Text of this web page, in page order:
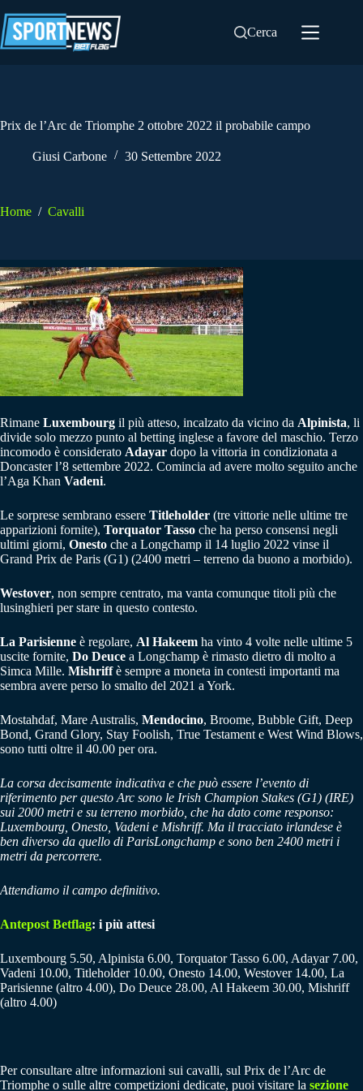
al
contenuto
Cerca
Prix de l’Arc de Triomphe 2 ottobre 2022 il probabile campo
Giusi Carbone 30 Settembre 2022
Home / Cavalli
Rimane Luxembourg il più atteso, incalzato da vicino da Alpinista, li
divide solo mezzo punto al betting inglese a favore del maschio. Terzo
incomodo è considerato Adayar dopo la vittoria in condizionata a
Doncaster l’8 settembre 2022. Comincia ad avere molto seguito anche
l’Aga Khan Vadeni.
Le sorprese sembrano essere Titleholder (tre vittorie nelle ultime tre
apparizioni fornite), Torquator Tasso che ha perso consensi negli
ultimi giorni, Onesto che a Longchamp il 14 luglio 2022 vinse il
Grand Prix de Paris (G1) (2400 metri – terreno da buono a morbido).
Westover, non sempre centrato, ma vanta comunque titoli più che
lusinghieri per stare in questo contesto.
La Parisienne è regolare, Al Hakeem ha vinto 4 volte nelle ultime 5
uscite fornite, Do Deuce a Longchamp è rimasto dietro di molto a
Simca Mille. Mishriffè sempre a moneta in contesti importanti ma
sembra avere perso lo smalto del 2021 a York.
Mostahdaf, Mare Australis, Mendocino, Broome, Bubble Gift, Deep
Bond, Grand Glory, Stay Foolish, True Testament e West Wind Blows,
sono tutti oltre il 40.00 per ora.
La corsa decisamente indicativa e che può essere l’evento di
riferimento per questo Arc sono le Irish Champion Stakes (G1) (IRE)
sui 2000 metri e su terreno morbido, che ha dato come responso:
Luxembourg, Onesto, Vadeni e Mishriff. Ma il tracciato irlandese è
ben diverso da quello di ParisLongchamp e sono ben 2400 metri i
metri da percorrere.
Attendiamo il campo definitivo.
Antepost Betflag: i più attesi
Luxembourg 5.50, Alpinista 6.00, Torquator Tasso 6.00, Adayar 7.00,
Vadeni 10.00, Titleholder 10.00, Onesto 14.00, Westover 14.00, La
Parisienne (altro 4.00), Do Deuce 28.00, Al Hakeem 30.00, Mishriff
(altro 4.00)
Per consultare altre informazioni sui cavalli, sul Prix de l’Arc de
Triomphe o sulle altre competizioni dedicate, puoi visitare la sezione